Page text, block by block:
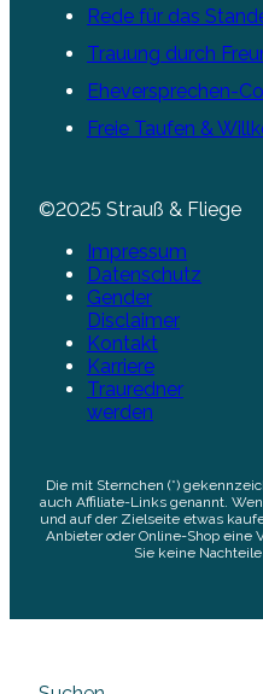
Rede für das
Trauung durch
Eheversprechen-
Freie Taufen &
©2025 Strauß & Fliege
Impressum
Datenschutz
Gender
Disclaimer
Kontakt
Karriere
Trauredner
werden
Die mit Sternchen (*)
auch Affiliate-Links genannt.
und auf der Zielseite etwas
Anbieter oder Online-Shop eine
Sie keine